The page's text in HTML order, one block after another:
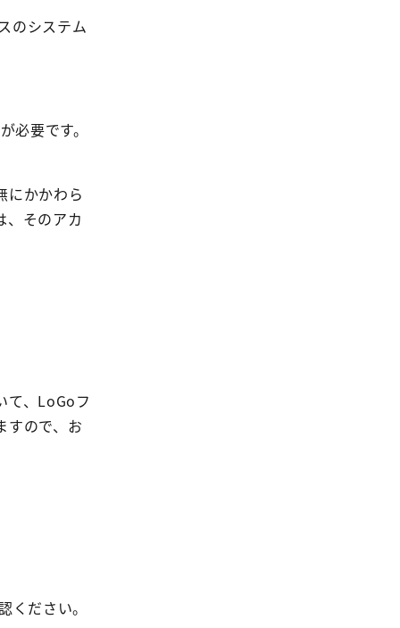
のシステム
必要です。
にかかわら
、そのアカ
、 LoGoフ
すので、お
ださい。